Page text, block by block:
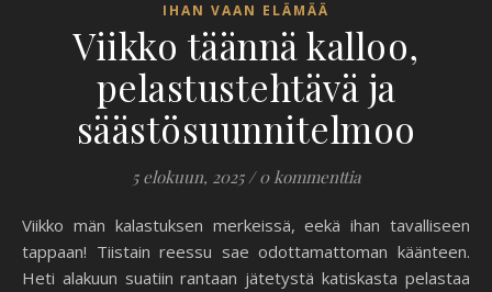
IHAN VAAN ELÄMÄÄ
Viikko täännä kalloo,
pelastustehtävä ja
säästösuunnitelmoo
5 elokuun, 2025 / 0 kommenttia
Viikko män kalastuksen merkeissä, eekä ihan tavalliseen
tappaan! Tiistain reessu sae odottamattoman käänteen.
Heti alakuun suatiin rantaan jätetystä katiskasta pelastaa